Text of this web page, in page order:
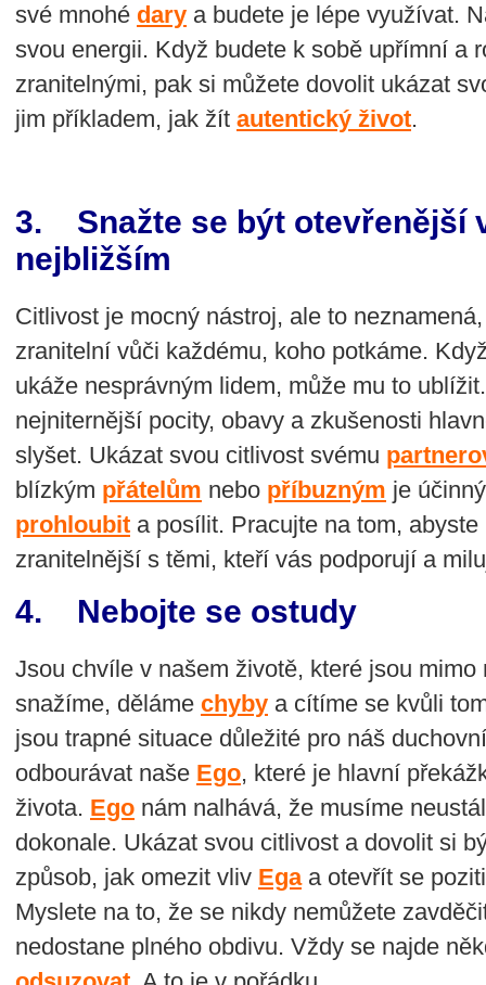
své mnohé dary a budete je lépe využívat.
svou energii. Když budete k sobě upřímní a
zranitelnými, pak si můžete dovolit ukázat
jim příkladem, jak žít autentický život.
3. Snažte se být otevřenější
nejbližším
Citlivost je mocný nástroj, ale to
zranitelní vůči každému, koho potkáme.
ukáže nesprávným lidem, může mu to
nejniternější pocity, obavy a zkušenosti
slyšet. Ukázat svou citlivost svému
blízkým přátelům nebo příbuzným je
prohloubit a posílit. Pracujte na tom,
zranitelnější s těmi, kteří vás podporují a
4. Nebojte se ostudy
Jsou chvíle v našem životě, které jsou
snažíme, děláme chyby a cítíme se kvůli
jsou trapné situace důležité pro náš
odbourávat naše Ego, které je hlavní
života. Ego nám nalhává, že musíme
dokonale. Ukázat svou citlivost a dovolit si
způsob, jak omezit vliv Egaa otevřít se
Myslete na to, že se nikdy nemůžete
nedostane plného obdivu. Vždy se najde